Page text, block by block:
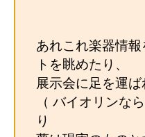
あれこれ楽器情
トを眺めたり、
展示会に足を運ば
（ バイオリンな
り